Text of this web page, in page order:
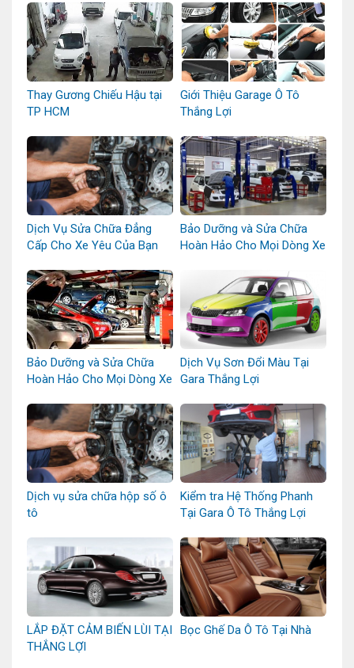
Thay Gương Chiếu Hậu tại
TP HCM
Giới Thiệu Garage Ô Tô
Thắng Lợi
Dịch Vụ Sửa Chữa Đẳng
Cấp Cho Xe Yêu Của Bạn
Bảo Dưỡng và Sửa Chữa
Hoàn Hảo Cho Mọi Dòng Xe
Bảo Dưỡng và Sửa Chữa
Hoàn Hảo Cho Mọi Dòng Xe
Dịch Vụ Sơn Đổi Màu Tại
Gara Thắng Lợi
Dịch vụ sửa chữa hộp số ô
tô
Kiểm tra Hệ Thống Phanh
Tại Gara Ô Tô Thắng Lợi
LẮP ĐẶT CẢM BIẾN LÙI TẠI
THẮNG LỢI
Bọc Ghế Da Ô Tô Tại Nhà